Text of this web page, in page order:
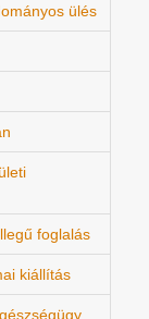
ülés
foglalás
kiállítás